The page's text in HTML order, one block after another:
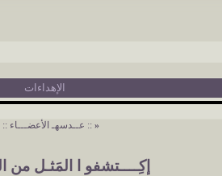
الإهداءات
« :: عــدسهـ الأعضـــاء ::
إكِــــتشفو ا المَثـل من